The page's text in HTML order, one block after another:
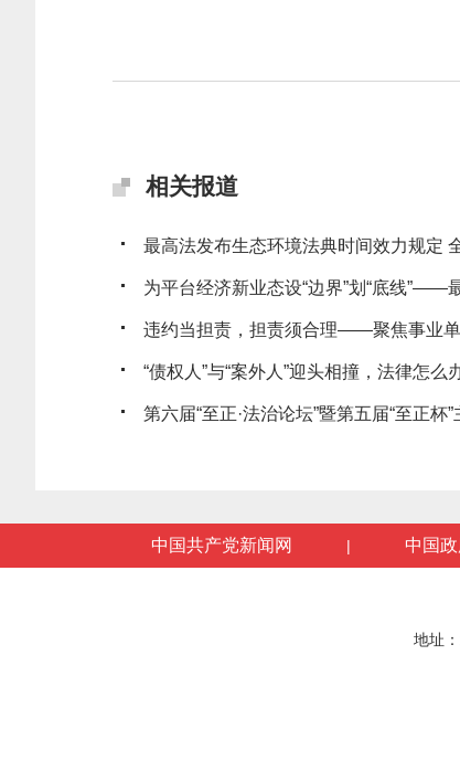
相关报道
最高法发布生态环境法典时间效力规定
为平台经济新业态设“边界”划“底线”——
违约当担责，担责须合理——聚焦事业
“债权人”与“案外人”迎头相撞，法律怎
第六届“至正·法治论坛”暨第五届“至正杯
中国共产党新闻网 | 中国政
地址